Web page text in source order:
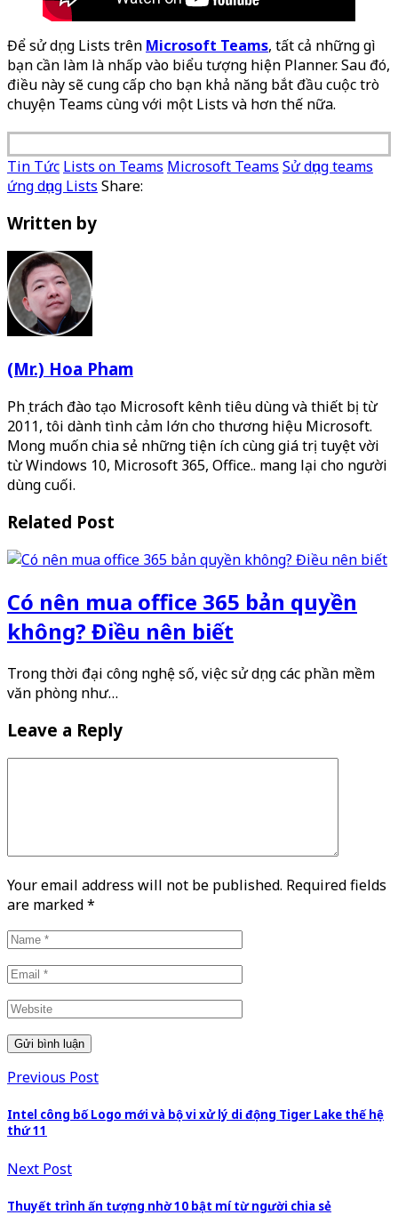
Để sử dụng Lists trên Microsoft Teams, tất cả những gì
bạn cần làm là nhấp vào biểu tượng hiện Planner. Sau đó,
điều này sẽ cung cấp cho bạn khả năng bắt đầu cuộc trò
chuyện Teams cùng với một Lists và hơn thế nữa.
Tin Tức Lists on Teams Microsoft Teams Sử dụng teams
ứng dụng Lists Share:
Written by
(Mr.) Hoa Pham
Phụ trách đào tạo Microsoft kênh tiêu dùng và thiết bị từ
2011, tôi dành tình cảm lớn cho thương hiệu Microsoft.
Mong muốn chia sẻ những tiện ích cùng giá trị tuyệt vời
từ Windows 10, Microsoft 365, Office.. mang lại cho người
dùng cuối.
Related Post
Có nên mua office 365 bản quyền
không? Điều nên biết
Trong thời đại công nghệ số, việc sử dụng các phần mềm
văn phòng như…
Leave a Reply
Your email address will not be published. Required fields
are marked*
Previous Post
Intel công bố Logo mới và bộ vi xử lý di động Tiger Lake thế hệ
thứ 11
Next Post
Thuyết trình ấn tượng nhờ 10 bật mí từ người chia sẻ